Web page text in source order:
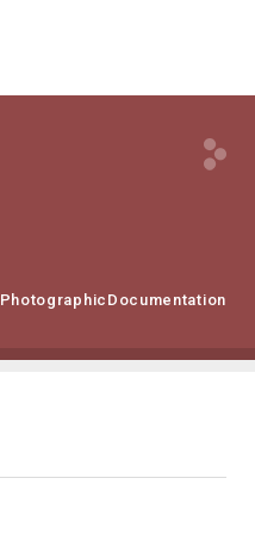
PhotographicDocumentation